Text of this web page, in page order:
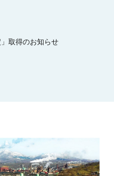
取得のお知らせ